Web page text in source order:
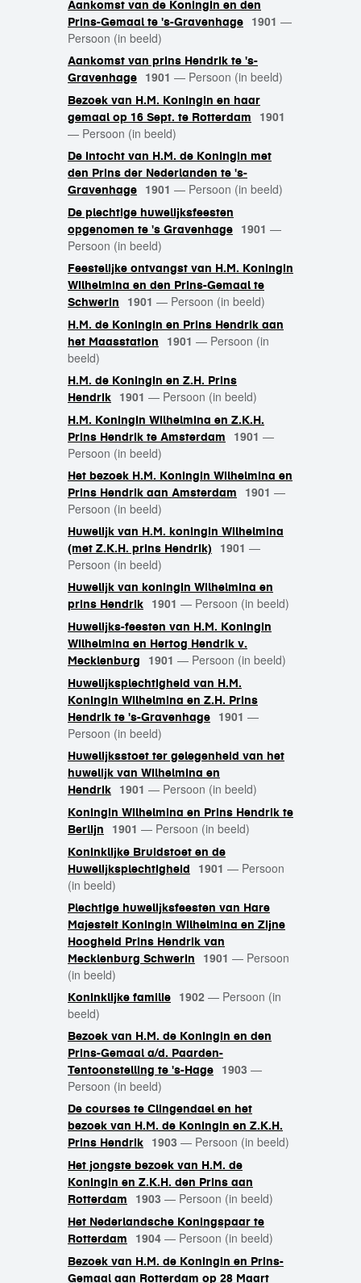
Aankomst van de Koningin en den
Prins-Gemaal te 's-Gravenhage
1901 —
Persoon (in beeld)
Aankomst van prins Hendrik te 's-
Gravenhage
1901 — Persoon (in beeld)
Bezoek van H.M. Koningin en haar
gemaal op 16 Sept. te Rotterdam
1901
— Persoon (in beeld)
De intocht van H.M. de Koningin met
den Prins der Nederlanden te 's-
Gravenhage
1901 — Persoon (in beeld)
De plechtige huwelijksfeesten
opgenomen te 's Gravenhage
1901 —
Persoon (in beeld)
Feestelijke ontvangst van H.M. Koningin
Wilhelmina en den Prins-Gemaal te
Schwerin
1901 — Persoon (in beeld)
H.M. de Koningin en Prins Hendrik aan
het Maasstation
1901 — Persoon (in
beeld)
H.M. de Koningin en Z.H. Prins
Hendrik
1901 — Persoon (in beeld)
H.M. Koningin Wilhelmina en Z.K.H.
Prins Hendrik te Amsterdam
1901 —
Persoon (in beeld)
Het bezoek H.M. Koningin Wilhelmina en
Prins Hendrik aan Amsterdam
1901 —
Persoon (in beeld)
Huwelijk van H.M. koningin Wilhelmina
(met Z.K.H. prins Hendrik)
1901 —
Persoon (in beeld)
Huwelijk van koningin Wilhelmina en
prins Hendrik
1901 — Persoon (in beeld)
Huwelijks-feesten van H.M. Koningin
Wilhelmina en Hertog Hendrik v.
Mecklenburg
1901 — Persoon (in beeld)
Huwelijksplechtigheid van H.M.
Koningin Wilhelmina en Z.H. Prins
Hendrik te 's-Gravenhage
1901 —
Persoon (in beeld)
Huwelijksstoet ter gelegenheid van het
huwelijk van Wilhelmina en
Hendrik
1901 — Persoon (in beeld)
Koningin Wilhelmina en Prins Hendrik te
Berlijn
1901 — Persoon (in beeld)
Koninklijke Bruidstoet en de
Huwelijksplechtigheid
1901 — Persoon
(in beeld)
Plechtige huwelijksfeesten van Hare
Majesteit Koningin Wilhelmina en Zijne
Hoogheid Prins Hendrik van
Mecklenburg Schwerin
1901 — Persoon
(in beeld)
Koninklijke familie 1902 — Persoon (in
beeld)
Bezoek van H.M. de Koningin en den
Prins-Gemaal a/d. Paarden-
Tentoonstelling te 's-Hage
1903 —
Persoon (in beeld)
De courses te Clingendael en het
bezoek van H.M. de Koningin en Z.K.H.
Prins Hendrik
1903 — Persoon (in beeld)
Het jongste bezoek van H.M. de
Koningin en Z.K.H. den Prins aan
Rotterdam
1903 — Persoon (in beeld)
Het Nederlandsche Koningspaar te
Rotterdam
1904 — Persoon (in beeld)
Bezoek van H.M. de Koningin en Prins-
Gemaal aan Rotterdam op 28 Maart